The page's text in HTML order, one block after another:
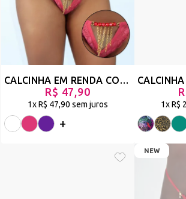
CALCINHA EM RENDA COM DETALHE DE CORRENTE FRONTAL EM BIJU - DOLLY
R$ 47,90
1xR$ 47,90 sem juros
+
1xR$
NEW